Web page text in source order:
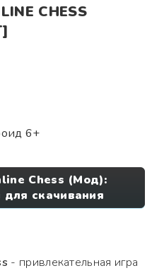
CHESS
6+
Chess (Мод):
для скачивания
- привлекательная игра